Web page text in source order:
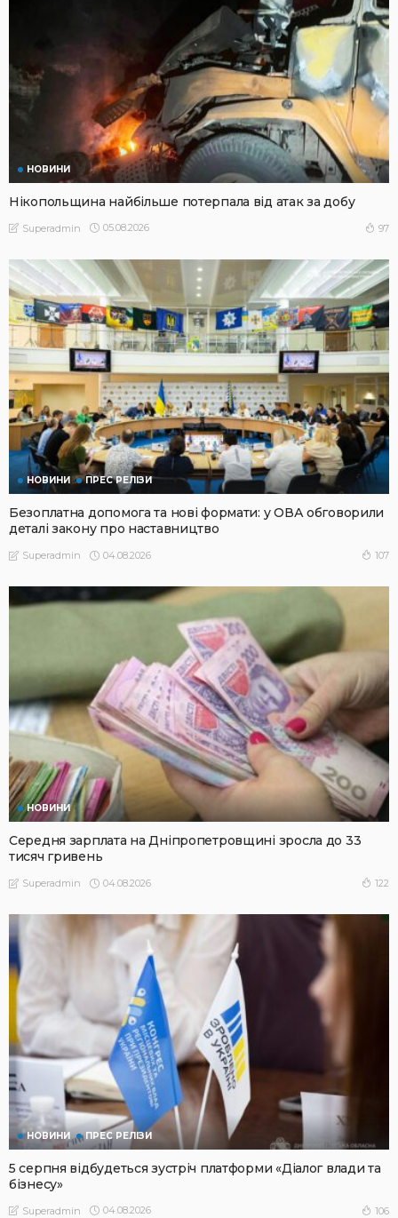
НОВИНИ
Нікопольщина найбільше потерпала від атак за добу
Superadmin 05.08.2026 97
НОВИНИ ПРЕС РЕЛІЗИ
Безоплатна допомога та нові формати: у ОВА обговорили
деталі закону про наставництво
Superadmin 04.08.2026 107
НОВИНИ
Середня зарплата на Дніпропетровщині зросла до 33
тисяч гривень
Superadmin 04.08.2026 122
НОВИНИ ПРЕС РЕЛІЗИ
5 серпня відбудеться зустріч платформи «Діалог влади та
бізнесу»
Superadmin 04.08.2026 106